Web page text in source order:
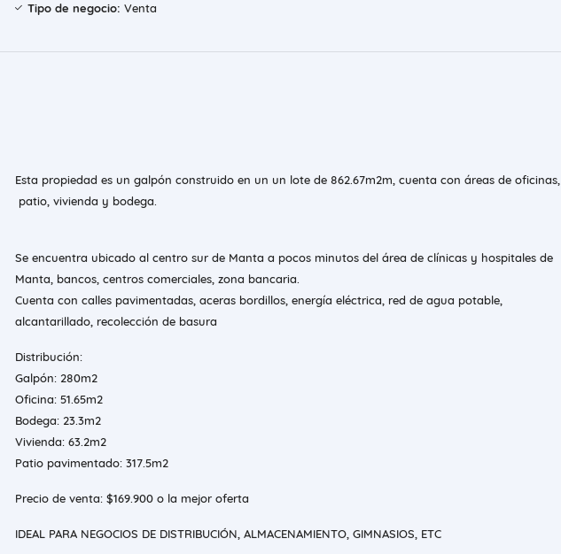
Tipo de negocio: Venta
Esta propiedad es un galpón construido en un un lote de 862.67m2m, cuenta con áreas de oficinas,
patio, vivienda y bodega.
Se encuentra ubicado al centro sur de Manta a pocos minutos del área de clínicas y hospitales de
Manta, bancos, centros comerciales, zona bancaria.
Cuenta con calles pavimentadas, aceras bordillos, energía eléctrica, red de agua potable,
alcantarillado, recolección de basura
Distribución:
Galpón: 280m2
Oficina: 51.65m2
Bodega: 23.3m2
Vivienda: 63.2m2
Patio pavimentado: 317.5m2
Precio de venta: $169.900 o la mejor oferta
IDEAL PARA NEGOCIOS DE DISTRIBUCIÓN, ALMACENAMIENTO, GIMNASIOS, ETC